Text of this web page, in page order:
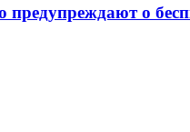
предупреждают о